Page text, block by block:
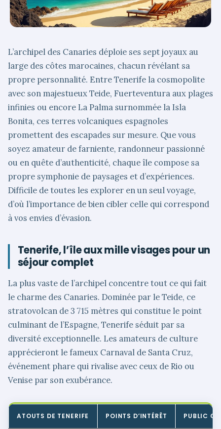
L’archipel des Canaries déploie ses sept joyaux au
large des côtes marocaines, chacun révélant sa
propre personnalité. Entre Tenerife la cosmopolite
avec son majestueux Teide, Fuerteventura aux plages
infinies ou encore La Palma surnommée la Isla
Bonita, ces terres volcaniques espagnoles
promettent des escapades sur mesure. Que vous
soyez amateur de farniente, randonneur passionné
ou en quête d’authenticité, chaque île compose sa
propre symphonie de paysages et d’expériences.
Difficile de toutes les explorer en un seul voyage,
d’où l’importance de bien cibler celle qui correspond
à vos envies d’évasion.
Tenerife, l’île aux mille visages pour un
séjour complet
La plus vaste de l’archipel concentre tout ce qui fait
le charme des Canaries. Dominée par le Teide, ce
stratovolcan de 3 715 mètres qui constitue le point
culminant de l’Espagne, Tenerife séduit par sa
diversité exceptionnelle. Les amateurs de culture
apprécieront le fameux Carnaval de Santa Cruz,
événement phare qui rivalise avec ceux de Rio ou
Venise par son exubérance.
ATOUTS DE TENERIFE POINTS D’INTÉRÊT PUBLIC